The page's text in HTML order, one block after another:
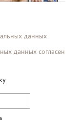
данных
данных согласен